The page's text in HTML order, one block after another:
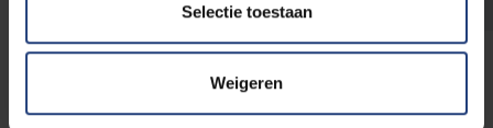
Selectie toestaan
Weigeren
Bekijk de trailer